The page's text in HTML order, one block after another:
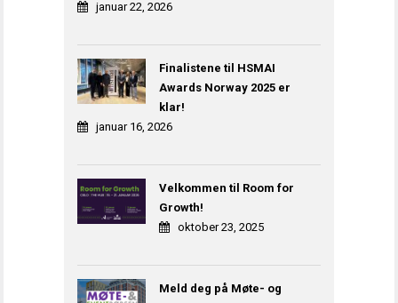
januar 22, 2026
Finalistene til HSMAI
Awards Norway 2025 er
klar!
januar 16, 2026
Velkommen til Room for
Growth!
oktober 23, 2025
Meld deg på Møte- og